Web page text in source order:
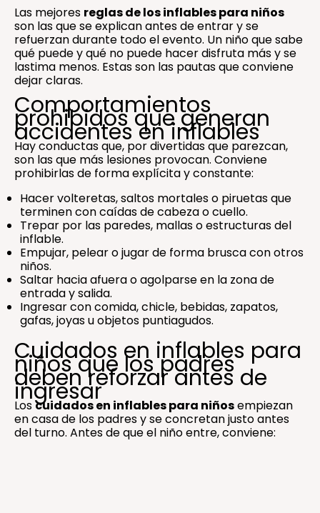
Las mejores reglas de los inflables para niños
son las que se explican antes de entrar y se
refuerzan durante todo el evento. Un niño que sabe
qué puede y qué no puede hacer disfruta más y se
lastima menos. Estas son las pautas que conviene
dejar claras.
Comportamientos
prohibidos que generan
accidentes en inflables
Hay conductas que, por divertidas que parezcan,
son las que más lesiones provocan. Conviene
prohibirlas de forma explícita y constante:
Hacer volteretas, saltos mortales o piruetas que
terminen con caídas de cabeza o cuello.
Trepar por las paredes, mallas o estructuras del
inflable.
Empujar, pelear o jugar de forma brusca con otros
niños.
Saltar hacia afuera o agolparse en la zona de
entrada y salida.
Ingresar con comida, chicle, bebidas, zapatos,
gafas, joyas u objetos puntiagudos.
Cuidados en inflables para
niños que los padres
deben reforzar antes de
ingresar
Loscuidados en inflables para niñosempiezan
en casa de los padres y se concretan justo antes
del turno. Antes de que el niño entre, conviene: